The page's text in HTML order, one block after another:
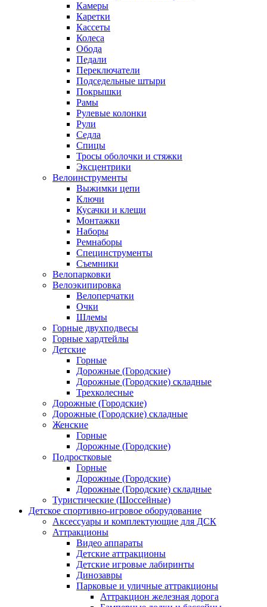
Камеры
Каретки
Кассеты
Колеса
Обода
Педали
Переключатели
Подседельные штыри
Покрышки
Рамы
Рулевые колонки
Рули
Седла
Спицы
Тросы оболочки и стяжки
Эксцентрики
Велоинструменты
Выжимки цепи
Ключи
Кусачки и клещи
Монтажки
Наборы
Ремнаборы
Специнструменты
Съемники
Велопарковки
Велоэкипировка
Велоперчатки
Очки
Шлемы
Горные двухподвесы
Горные хардтейлы
Детские
Горные
Дорожные (Городские)
Дорожные (Городские) складные
Трехколесные
Дорожные (Городские)
Дорожные (Городские) складные
Женские
Горные
Дорожные (Городские)
Подростковые
Горные
Дорожные (Городские)
Дорожные (Городские) складные
Туристические (Шоссейные)
Детское спортивно-игровое оборудование
Аксессуары и комплектующие для ДСК
Аттракционы
Видео аппараты
Детские аттракционы
Детские игровые лабиринты
Динозавры
Парковые и уличные аттракционы
Аттракцион железная дорога